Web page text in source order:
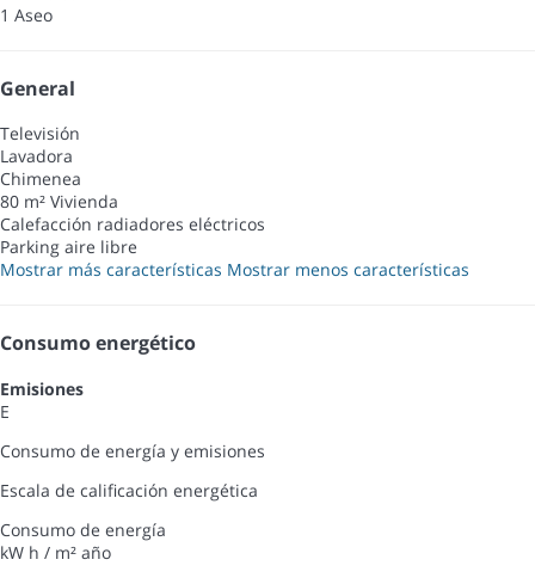
1 Aseo
General
Televisión
Lavadora
Chimenea
80 m² Vivienda
Calefacción radiadores eléctricos
Parking aire libre
Mostrar más características Mostrar menos características
Consumo energético
Emisiones
E
Consumo de energía y emisiones
Escala de calificación energética
Consumo de energía
kW h / m² año